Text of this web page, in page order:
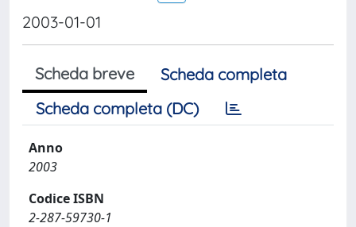
2003-01-01
Scheda breve
Scheda completa
Scheda completa (DC)
Anno
2003
Codice ISBN
2-287-59730-1